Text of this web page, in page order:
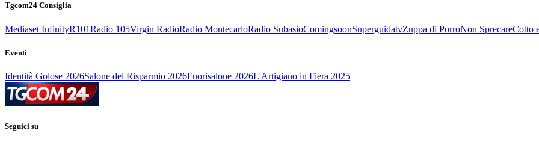
Tgcom24 Consiglia
Mediaset InfinityR101Radio 105Virgin RadioRadio MontecarloRadio SubasioComingsoonSuperguidatvZuppa di PorroNon SprecareCotto
Eventi
Identità Golose 2026Salone del Risparmio 2026Fuorisalone 2026L'Artigiano in Fiera 2025
Seguici su